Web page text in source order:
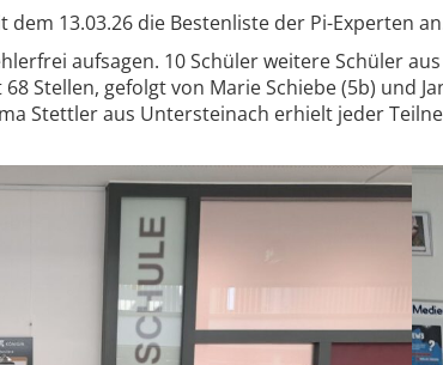
13.03.26 die Bestenliste der Pi-Experten
aufsagen. 10 Schüler weitere Schüler
Stellen, gefolgt von Marie Schiebe (5b) und
Stettler aus Untersteinach erhielt jeder